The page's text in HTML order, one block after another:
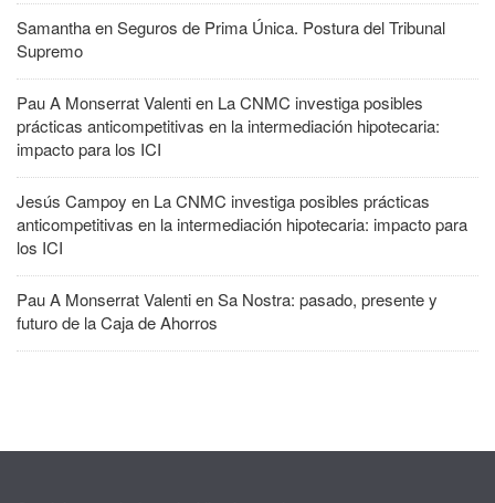
SamanthaenSeguros de Prima Única. Postura del Tribunal
Supremo
Pau A Monserrat Valentien La CNMC investiga posibles
prácticas anticompetitivas en la intermediación hipotecaria:
impacto para los ICI
Jesús Campoy en La CNMC investiga posibles prácticas
anticompetitivas en la intermediación hipotecaria: impacto para
los ICI
Pau A Monserrat ValentienSa Nostra: pasado, presente y
futuro de la Caja de Ahorros